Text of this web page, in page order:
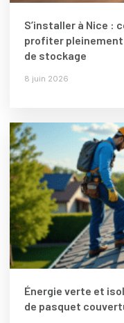
S’installer à Nice :
profiter pleinement
de stockage
8 juin 2026
Énergie verte et
de pasquet